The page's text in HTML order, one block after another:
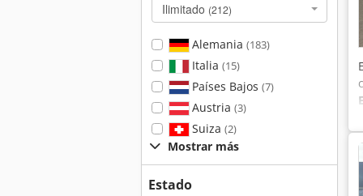
Ilimitado (212)
Alemania (183)
Italia (15)
Países Bajos (7)
Austria (3)
Suiza (2)
Mostrar más
Estado